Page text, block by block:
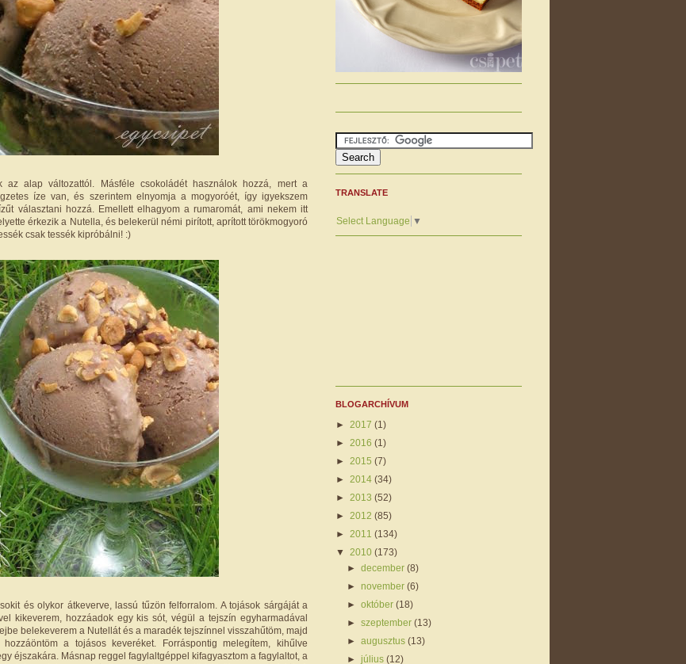
az alap változattól. Másféle csokoládét használok hozzá, mert a
íze van, és szerintem elnyomja a mogyoróét, így igyekszem
választani hozzá. Emellett elhagyom a rumaromát, ami nekem itt
érkezik a Nutella, és belekerül némi pirított, aprított törökmogyoró
csak tessék kipróbálni! :)
és olykor átkeverve, lassú tűzön felforralom. A tojások sárgáját a
kikeverem, hozzáadok egy kis sót, végül a tejszín egyharmadával
belekeverem a Nutellát és a maradék tejszínnel visszahűtöm, majd
a tojásos keveréket. Forráspontig melegítem, kihűlve
éjszakára. Másnap reggel fagylaltgéppel kifagyasztom a fagylaltot, a
TRANSLATE
Select Language ▼
BLOGARCHÍVUM
► 2017 (1)
► 2016 (1)
► 2015 (7)
► 2014 (34)
► 2013 (52)
► 2012 (85)
► 2011 (134)
▼ 2010 (173)
►december(8)
►november(6)
►október(18)
►szeptember(13)
►augusztus(13)
►július(12)